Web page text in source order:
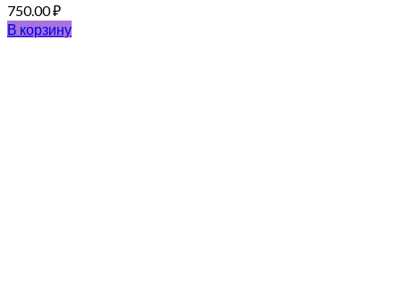
750.00₽
В корзину